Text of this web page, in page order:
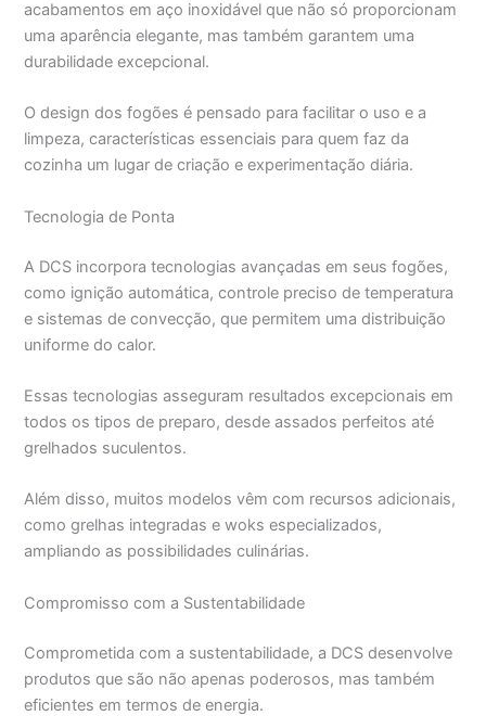
acabamentos em aço inoxidável que não só proporcionam
uma aparência elegante, mas também garantem uma
durabilidade excepcional.
O design dos fogões é pensado para facilitar o uso e a
limpeza, características essenciais para quem faz da
cozinha um lugar de criação e experimentação diária.
Tecnologia de Ponta
A DCS incorpora tecnologias avançadas em seus fogões,
como ignição automática, controle preciso de temperatura
e sistemas de convecção, que permitem uma distribuição
uniforme do calor.
Essas tecnologias asseguram resultados excepcionais em
todos os tipos de preparo, desde assados perfeitos até
grelhados suculentos.
Além disso, muitos modelos vêm com recursos adicionais,
como grelhas integradas e woks especializados,
ampliando as possibilidades culinárias.
Compromisso com a Sustentabilidade
Comprometida com a sustentabilidade, a DCS desenvolve
produtos que são não apenas poderosos, mas também
eficientes em termos de energia.